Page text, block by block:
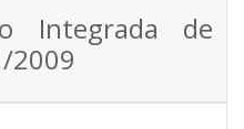
Integrada de
2009